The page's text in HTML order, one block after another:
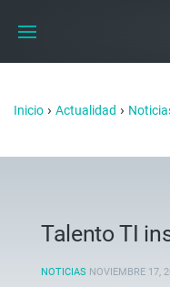
Inicio › Actualidad ›
Talento TI
NOTICIAS NOVIEMBRE 17,